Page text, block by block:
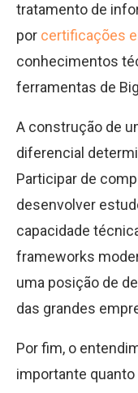
tratamento de
por certificações
conhecimentos
ferramentas de
A construção de
diferencial
Participar de
desenvolver
capacidade
frameworks
uma posição de
das grandes
Por fim, o
importante